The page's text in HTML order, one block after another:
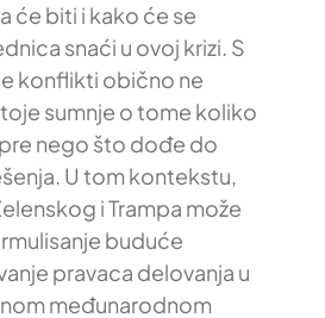
će biti i kako će se
snaći u ovoj krizi. S
konflikti obično ne
sumnje o tome koliko
nego što dođe do
U tom kontekstu,
i Trampa može
buduće
pravaca delovanja u
međunarodnom